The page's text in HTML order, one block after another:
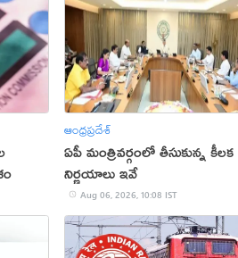
ఆంధ్రప్రదేశ్
ఏపీ మంత్రివర్గంలో తీసుకున్న కీలక
నిర్ణయాలు ఇవే
Aug 06, 2026, 10:08 IST